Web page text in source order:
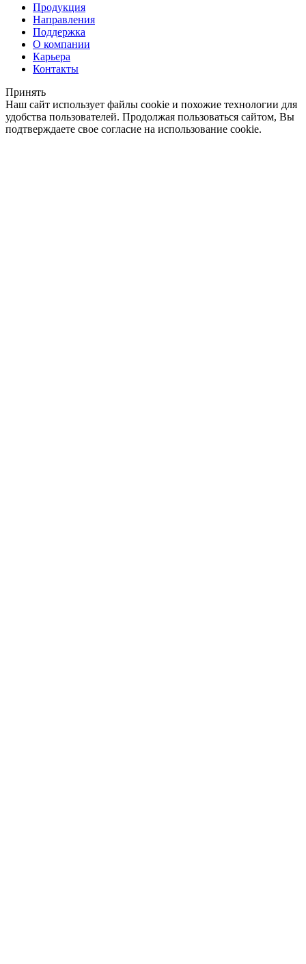
Продукция
Направления
Поддержка
О компании
Карьера
Контакты
Принять
Наш сайт использует файлы cookie и похожие технологии для
удобства пользователей. Продолжая пользоваться сайтом, Вы
подтверждаете свое согласие на использование cookie.